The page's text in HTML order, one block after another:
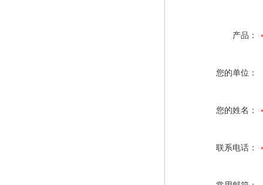
产品：
您的单位：
您的姓名：
联系电话：